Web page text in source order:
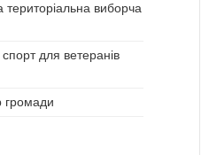
виборча
для ветеранів
громади